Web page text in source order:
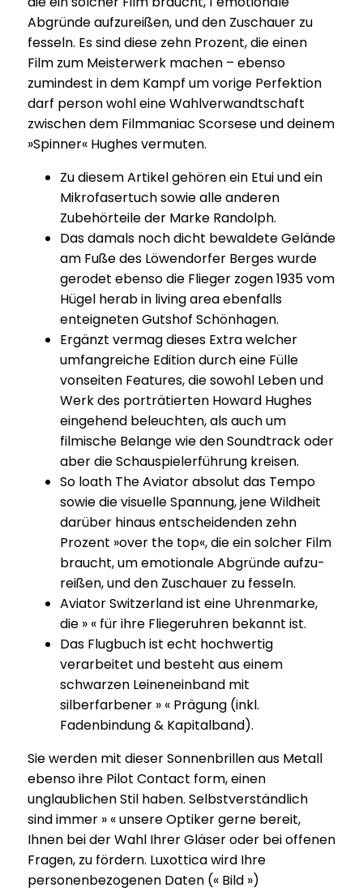
Abgründe aufzu­reißen, und den Zuschauer zu
fesseln. Es sind diese zehn Prozent, die einen
Film zum Meis­ter­werk machen – ebenso
zumindest in dem Kampf um vorige Perfek­tion
darf person wohl eine Wahl­ver­wandt­schaft
zwischen dem Film­ma­niac Scorsese und deinem
»Spinner« Hughes vermuten.
Zu diesem Artikel gehören ein Etui und ein
Mikrofasertuch sowie alle anderen
Zubehörteile der Marke Randolph.
Das damals noch dicht bewaldete Gelände
am Fuße des Löwendorfer Berges wurde
gerodet ebenso die Flieger zogen 1935 vom
Hügel herab in living area ebenfalls
enteigneten Gutshof Schönhagen.
Ergänzt vermag dieses Extra welcher
umfangreiche Edition durch eine Fülle
vonseiten Features, die sowohl Leben und
Werk des porträtierten Howard Hughes
eingehend beleuchten, als auch um
filmische Belange wie den Soundtrack oder
aber die Schauspielerführung kreisen.
So loath The Aviator absolut das Tempo
sowie die visuelle Spannung, jene Wildheit
darüber hinaus entschei­denden zehn
Prozent »over the top«, die ein solcher Film
braucht, um emotio­nale Abgründe aufzu­
reißen, und den Zuschauer zu fesseln.
Aviator Switzerland ist eine Uhrenmarke,
die » « für ihre Fliegeruhren bekannt ist.
Das Flugbuch ist echt hochwertig
verarbeitet und besteht aus einem
schwarzen Leineneinband mit
silberfarbener » « Prägung (inkl.
Fadenbindung & Kapitalband).
Sie werden mit dieser Sonnenbrillen aus Metall
ebenso ihre Pilot Contact form, einen
unglaublichen Stil haben. Selbstverständlich
sind immer » « unsere Optiker gerne bereit,
Ihnen bei der Wahl Ihrer Gläser oder bei offenen
Fragen, zu fördern. Luxottica wird Ihre
personenbezogenen Daten (« Bild »)